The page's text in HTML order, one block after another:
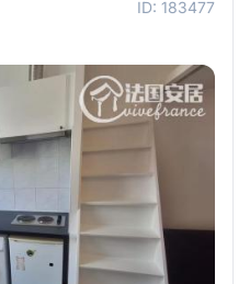
ID: 183477